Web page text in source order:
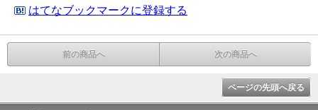
はてなブックマークに登録する
前の商品へ 次の商品へ
ページの先頭へ戻る